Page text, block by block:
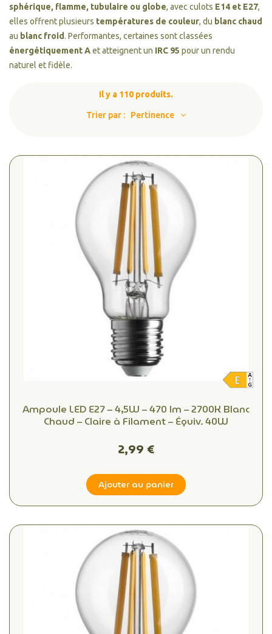
sphérique, flamme, tubulaire ou globe, avec culots E14 et E27,
elles offrent plusieurs températures de couleur, du blanc chaud
au blanc froid. Performantes, certaines sont classées
énergétiquement Aet atteignent un IRC 95 pour un rendu
naturel et fidèle.
Il y a 110 produits.
Trier par : Pertinence
Ampoule LED E27 – 4,5W – 470 lm – 2700K Blanc
Chaud – Claire à Filament – Équiv. 40W
2,99 €
Ajouter au panier